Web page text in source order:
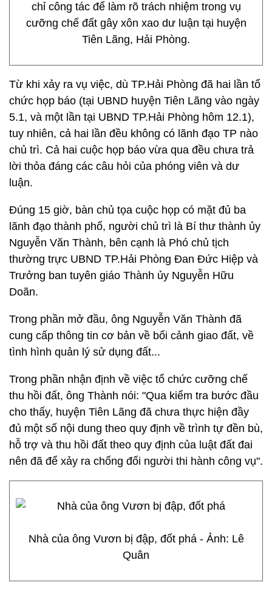
chỉ công tác để làm rõ trách nhiệm trong vụ
cưỡng chế đất gây xôn xao dư luận tại huyện
Tiên Lãng, Hải Phòng.
Từ khi xảy ra vụ việc, dù TP.Hải Phòng đã hai lần tổ
chức họp báo (tại UBND huyện Tiên Lãng vào ngày
5.1, và một lần tại UBND TP.Hải Phòng hôm 12.1),
tuy nhiên, cả hai lần đều không có lãnh đạo TP nào
chủ trì. Cả hai cuộc họp báo vừa qua đều chưa trả
lời thỏa đáng các câu hỏi của phóng viên và dư
luận.
Đúng 15 giờ, bàn chủ tọa cuộc họp có mặt đủ ba
lãnh đạo thành phố, người chủ trì là Bí thư thành ủy
Nguyễn Văn Thành, bên cạnh là Phó chủ tịch
thường trực UBND TP.Hải Phòng Đan Đức Hiệp và
Trưởng ban tuyên giáo Thành ủy Nguyễn Hữu
Doãn.
Trong phần mở đầu, ông Nguyễn Văn Thành đã
cung cấp thông tin cơ bản về bối cảnh giao đất, về
tình hình quản lý sử dụng đất...
Trong phần nhận định về việc tổ chức cưỡng chế
thu hồi đất, ông Thành nói: "Qua kiểm tra bước đầu
cho thấy, huyện Tiên Lãng đã chưa thực hiện đầy
đủ một số nội dung theo quy định về trình tự đền bù,
hỗ trợ và thu hồi đất theo quy định của luật đất đai
nên đã để xảy ra chống đối người thi hành công vụ".
Nhà của ông Vươn bị đập, đốt phá - Ảnh: Lê
Quân